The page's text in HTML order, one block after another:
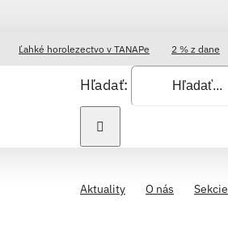
Ľahké horolezectvo v TANAPe 2 % z dane
Hľadať:
Aktuality O nás Sekcie